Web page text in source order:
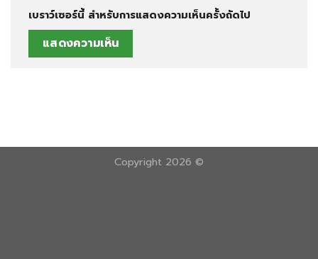
เบราว์เซอร์นี้ สำหรับการแสดงความเห็นครั้งถัดไป
Copyright 2026 ©